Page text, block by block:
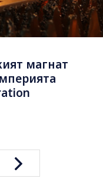
магнат